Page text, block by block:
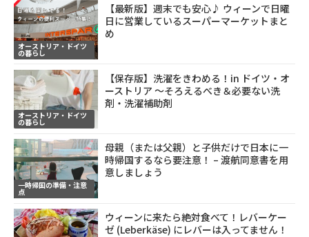
オーストリア・ドイツ
の暮らし
【最新版】週末でも安心♪ ウィーンで日曜
日に営業しているスーパーマーケットまと
め
オーストリア・ドイツ
の暮らし
【保存版】洗濯をきわめる！in ドイツ・オ
ーストリア ～そろえるべき＆必要ない洗
剤・洗濯補助剤
一時帰国の準備・注意
点
母親（または父親）と子供だけで日本に一
時帰国するなら要注意！ – 渡航同意書を用
意しましょう
ウィーンに来たら絶対食べて！レバーケー
ゼ (Leberkäse) にレバーは入ってません！